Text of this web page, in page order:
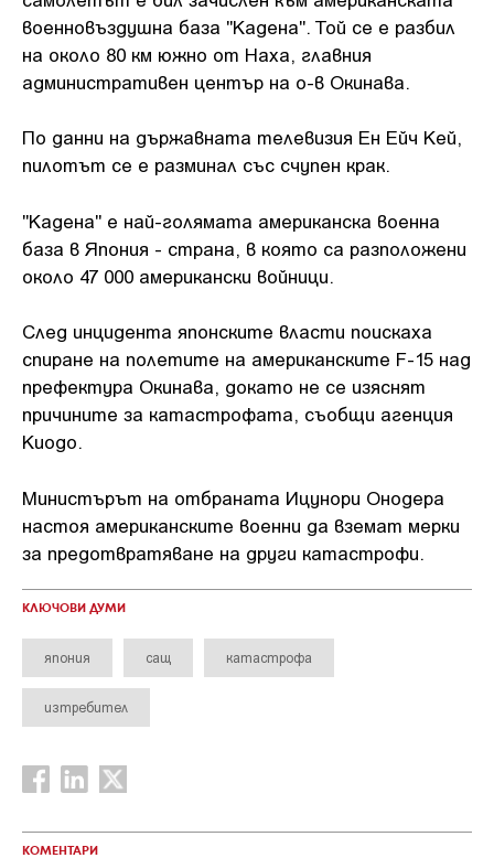
военновъздушна база "Кадена". Той се е разбил
на около 80 км южно от Наха, главния
административен център на о-в Окинава.
По данни на държавната телевизия Ен Ейч Кей,
пилотът се е разминал със счупен крак.
"Кадена" е най-голямата американска военна
база в Япония - страна, в която са разположени
около 47 000 американски войници.
След инцидента японските власти поискаха
спиране на полетите на американските F-15 над
префектура Окинава, докато не се изяснят
причините за катастрофата, съобщи агенция
Киодо.
Министърът на отбраната Ицунори Онодера
настоя американските военни да вземат мерки
за предотвратяване на други катастрофи.
КЛЮЧОВИ ДУМИ
япония сащ катастрофа
изтребител
КОМЕНТАРИ